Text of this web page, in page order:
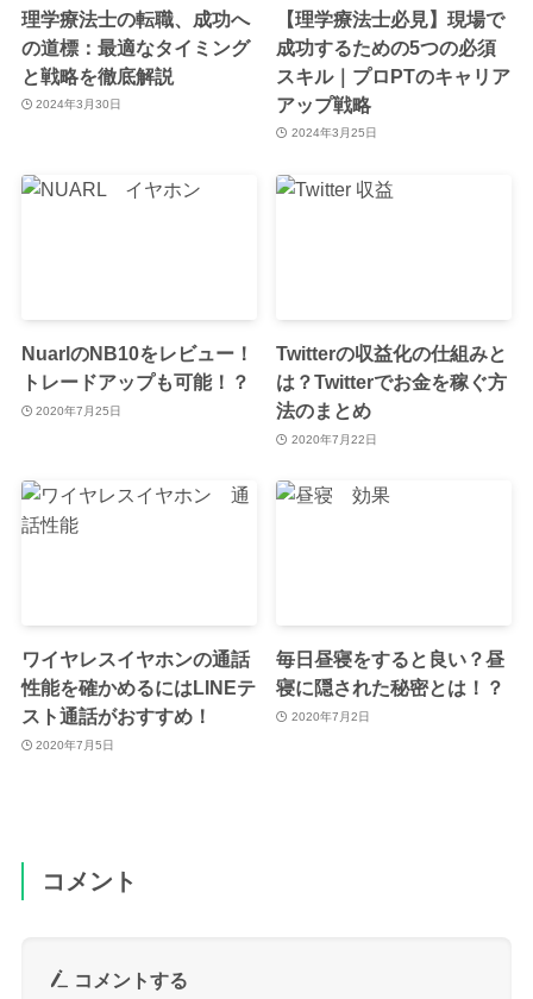
理学療法士の転職、成功へ
の道標：最適なタイミング
と戦略を徹底解説
2024年3月30日
【理学療法士必見】現場で
成功するための5つの必須
スキル｜プロPTのキャリア
アップ戦略
2024年3月25日
NuarlのNB10をレビュー！
トレードアップも可能！？
2020年7月25日
Twitterの収益化の仕組みと
は？Twitterでお金を稼ぐ方
法のまとめ
2020年7月22日
ワイヤレスイヤホンの通話
性能を確かめるにはLINEテ
スト通話がおすすめ！
2020年7月5日
毎日昼寝をすると良い？昼
寝に隠された秘密とは！？
2020年7月2日
コメント
コメントする